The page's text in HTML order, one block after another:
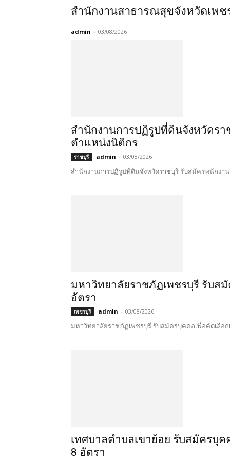
สำนักงานสาธารณสุขจังหวัดเพ
admin - 03/08/2026
สำนักงานการปฏิรูปที่ดินจังหวัดร
ตำแหน่งนิติกร
ราชบุรี admin - 03/08/2026
สำนักงานการปฏิรูปที่ดินจังหวัดราชบุรี รับสมัครพนักงา
มหาวิทยาลัยราชภัฏเพชรบุรี รับส
อัตรา
เพชรบุรี admin - 03/08/2026
มหาวิทยาลัยราชภัฏเพชรบุรี รับสมัครบุคคลเพื่อคัดเลือ
เทศบาลตำบลเขาย้อย รับสมัครบุค
8 อัตรา